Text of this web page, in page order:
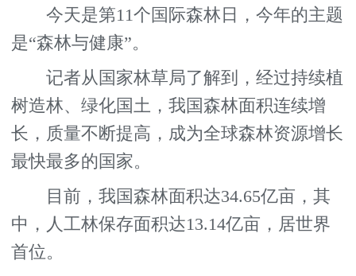
今天是第11个国际森林日，今年的主题
是“森林与健康”。
记者从国家林草局了解到，经过持续植
树造林、绿化国土，我国森林面积连续增
长，质量不断提高，成为全球森林资源增长
最快最多的国家。
目前，我国森林面积达34.65亿亩，其
中，人工林保存面积达13.14亿亩，居世界
首位。